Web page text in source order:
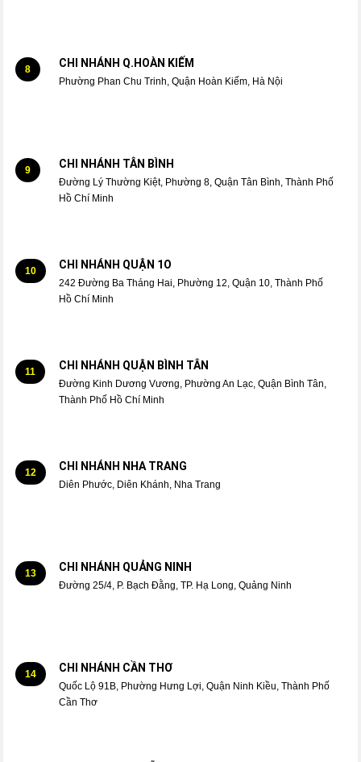
8 CHI NHÁNH Q.HOÀN KIẾM
Phường Phan Chu Trinh, Quận Hoàn Kiếm, Hà Nội
9 CHI NHÁNH TÂN BÌNH
Đường Lý Thường Kiệt, Phường 8, Quận Tân Bình, Thành Phố
Hồ Chí Minh
10 CHI NHÁNH QUẬN 1O
242 Đường Ba Tháng Hai, Phường 12, Quận 10, Thành Phố
Hồ Chí Minh
11 CHI NHÁNH QUẬN BÌNH TÂN
Đường Kinh Dương Vương, Phường An Lạc, Quận Bình Tân,
Thành Phố Hồ Chí Minh
12 CHI NHÁNH NHA TRANG
Diên Phước, Diên Khánh, Nha Trang
13 CHI NHÁNH QUẢNG NINH
Đường 25/4, P. Bạch Đằng, TP. Hạ Long, Quảng Ninh
14 CHI NHÁNH CẦN THƠ
Quốc Lộ 91B, Phường Hưng Lợi, Quận Ninh Kiều, Thành Phố
Cần Thơ